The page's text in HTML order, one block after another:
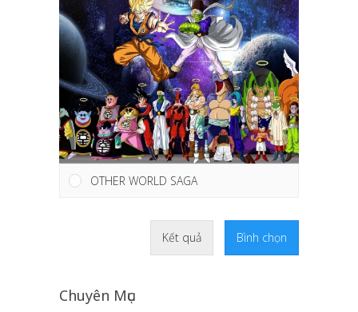
OTHER WORLD SAGA
Kết quả Bình chọn
Chuyên Mục